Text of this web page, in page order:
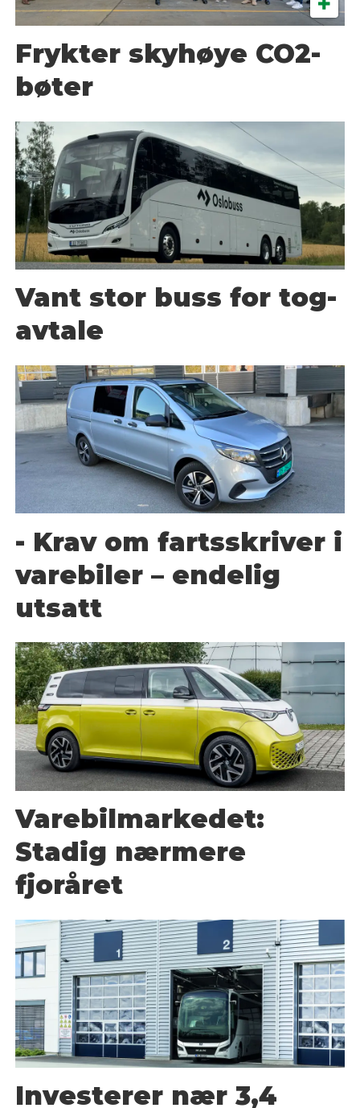
Frykter skyhøye CO2-
bøter
Vant stor buss for tog-
avtale
- Krav om fartsskriver i
varebiler – endelig
utsatt
Varebilmarkedet:
Stadig nærmere
fjoråret
Investerer nær 3,4